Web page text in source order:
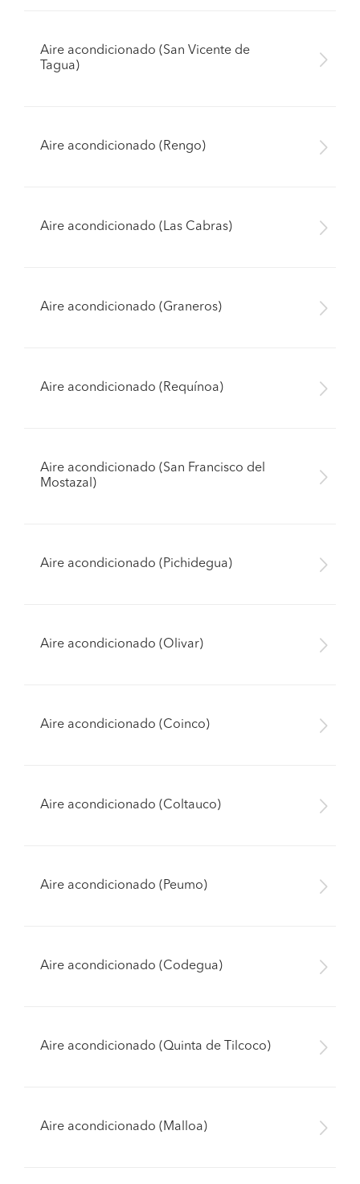
Aire acondicionado (San Vicente de
Tagua)
Aire acondicionado (Rengo)
Aire acondicionado (Las Cabras)
Aire acondicionado (Graneros)
Aire acondicionado (Requínoa)
Aire acondicionado (San Francisco del
Mostazal)
Aire acondicionado (Pichidegua)
Aire acondicionado (Olivar)
Aire acondicionado (Coinco)
Aire acondicionado (Coltauco)
Aire acondicionado (Peumo)
Aire acondicionado (Codegua)
Aire acondicionado (Quinta de Tilcoco)
Aire acondicionado (Malloa)